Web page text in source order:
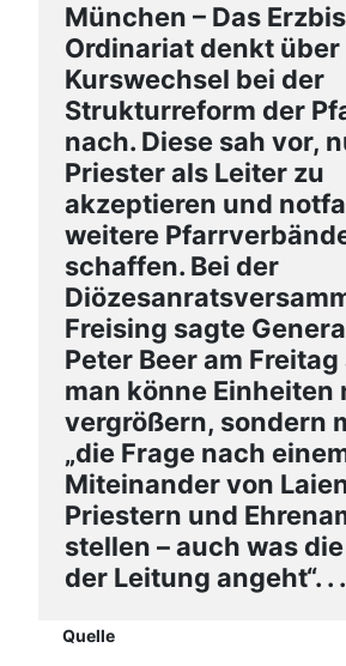
München – Das
Ordinariat denkt über
Kurswechsel bei der
Strukturreform der
nach. Diese sah vor,
Priester als Leiter zu
akzeptieren und
weitere
schaffen. Bei der
Freising sagte
Peter Beer am Freitag
man könne Einheiten
vergrößern, sondern
„die Frage nach
Miteinander von
Priestern und
stellen – auch was
der Leitung angeht“.
Quelle